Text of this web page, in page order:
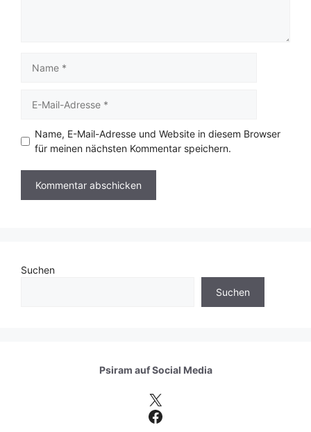
Mail-
Name, E-Mail-Adresse und Website in diesem Browser
für meinen nächsten Kommentar speichern.
Suchen
Suchen
Psiram aufSocial Media
X
Facebook